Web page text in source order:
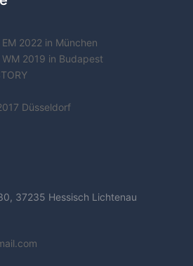
2022 in München
2019 in Budapest
Düsseldorf
37235 Hessisch Lichtenau